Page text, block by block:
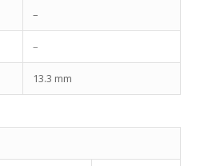
–
–
13.3 mm